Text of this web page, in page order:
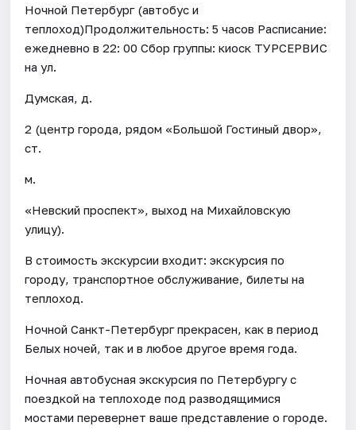
Ночной Петербург (автобус и
теплоход)Продолжительность: 5 часов Расписание:
ежедневно в 22: 00 Сбор группы: киоск ТУРСЕРВИС
на ул.
Думская, д.
2 (центр города, рядом «Большой Гостиный двор»,
ст.
м.
«Невский проспект», выход на Михайловскую
улицу).
В стоимость экскурсии входит: экскурсия по
городу, транспортное обслуживание, билеты на
теплоход.
Ночной Санкт-Петербург прекрасен, как в период
Белых ночей, так и в любое другое время года.
Ночная автобусная экскурсия по Петербургу с
поездкой на теплоходе под разводящимися
мостами перевернет ваше представление о городе.